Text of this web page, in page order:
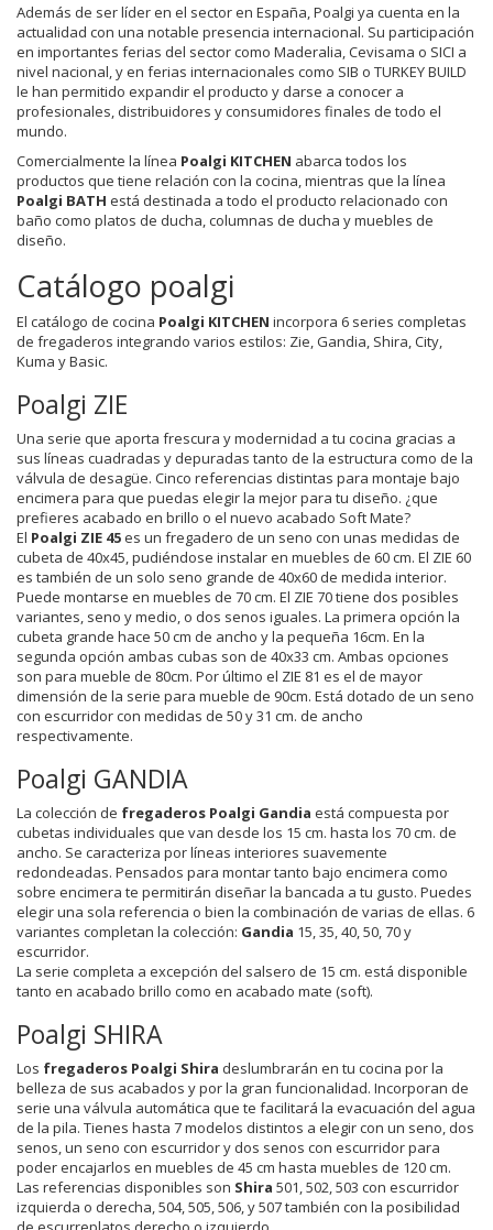
Además de ser líder en el sector en España, Poalgi ya cuenta en la
actualidad con una notable presencia internacional. Su participación
en importantes ferias del sector como Maderalia, Cevisama o SICI a
nivel nacional, y en ferias internacionales como SIB o TURKEY BUILD
le han permitido expandir el producto y darse a conocer a
profesionales, distribuidores y consumidores finales de todo el
mundo.
Comercialmente la línea Poalgi KITCHEN abarca todos los
productos que tiene relación con la cocina, mientras que la línea
Poalgi BATH está destinada a todo el producto relacionado con
baño como platos de ducha, columnas de ducha y muebles de
diseño.
Catálogo poalgi
El catálogo de cocina Poalgi KITCHEN incorpora 6 series completas
de fregaderos integrando varios estilos: Zie, Gandia, Shira, City,
Kuma y Basic.
Poalgi ZIE
Una serie que aporta frescura y modernidad a tu cocina gracias a
sus líneas cuadradas y depuradas tanto de la estructura como de la
válvula de desagüe. Cinco referencias distintas para montaje bajo
encimera para que puedas elegir la mejor para tu diseño. ¿que
prefieres acabado en brillo o el nuevo acabado Soft Mate?
El Poalgi ZIE 45es un fregadero de un seno con unas medidas de
cubeta de 40x45, pudiéndose instalar en muebles de 60 cm. El ZIE 60
es también de un solo seno grande de 40x60 de medida interior.
Puede montarse en muebles de 70 cm. El ZIE 70 tiene dos posibles
variantes, seno y medio, o dos senos iguales. La primera opción la
cubeta grande hace 50 cm de ancho y la pequeña 16cm. En la
segunda opción ambas cubas son de 40x33 cm. Ambas opciones
son para mueble de 80cm. Por último el ZIE 81 es el de mayor
dimensión de la serie para mueble de 90cm. Está dotado de un seno
con escurridor con medidas de 50 y 31 cm. de ancho
respectivamente.
Poalgi GANDIA
La colección de fregaderos Poalgi Gandia está compuesta por
cubetas individuales que van desde los 15 cm. hasta los 70 cm. de
ancho. Se caracteriza por líneas interiores suavemente
redondeadas. Pensados para montar tanto bajo encimera como
sobre encimera te permitirán diseñar la bancada a tu gusto. Puedes
elegir una sola referencia o bien la combinación de varias de ellas. 6
variantes completan la colección: Gandia 15, 35, 40, 50, 70 y
escurridor.
La serie completa a excepción del salsero de 15 cm. está disponible
tanto en acabado brillo como en acabado mate (soft).
Poalgi SHIRA
Los fregaderos Poalgi Shira deslumbrarán en tu cocina por la
belleza de sus acabados y por la gran funcionalidad. Incorporan de
serie una válvula automática que te facilitará la evacuación del agua
de la pila. Tienes hasta 7 modelos distintos a elegir con un seno, dos
senos, un seno con escurridor y dos senos con escurridor para
poder encajarlos en muebles de 45 cm hasta muebles de 120 cm.
Las referencias disponibles son Shira 501, 502, 503 con escurridor
izquierda o derecha, 504, 505, 506, y 507 también con la posibilidad